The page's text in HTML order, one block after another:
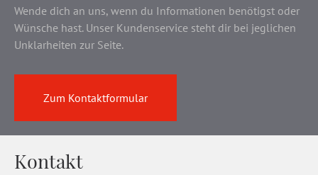
Wende dich an uns, wenn du Informationen benötigst oder
Wünsche hast. Unser Kundenservice steht dir bei jeglichen
Unklarheiten zur Seite.
Zum Kontaktformular
Kontakt